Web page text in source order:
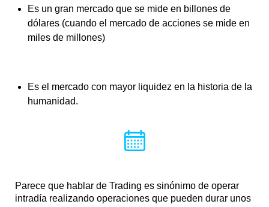
Es un gran mercado que se mide en billones de
dólares (cuando el mercado de acciones se mide en
miles de millones)
Es el mercado con mayor liquidez en la historia de la
humanidad.
Parece que hablar de Trading es sinónimo de operar
intradía realizando operaciones que pueden durar unos